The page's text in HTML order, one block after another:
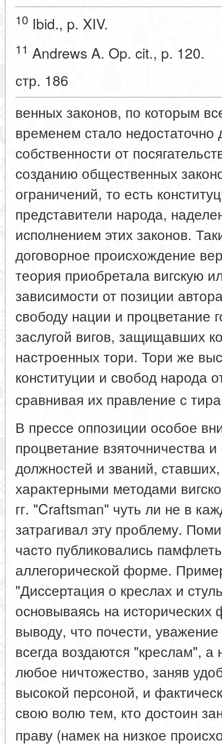
10 Ibid., p. XIV.
11 Andrews A. Op. cit., p. 120.
стр. 186
венных законов, по которым
временем стало
собственности от
созданию общественных
ограничений, то есть
представители народа,
исполнением этих законов.
договорное происхождение
теория приобретала вигскую
зависимости от позиции
свободу нации и процветание
заслугой вигов, защищавших
настроенных тори. Тори же
конституции и свобод народа
сравнивая их правление с
В прессе оппозиции особое
процветание взяточничества
должностей и званий,
характерными методами
гг. "Craftsman" чуть ли не в
затрагивал эту проблему.
часто публиковались
аллегорической форме.
"Диссертация о креслах и
основываясь на исторических
выводу, что почести,
всегда воздаются "креслам",
любое ничтожество, заняв
высокой персоной, и
свою волю тем, кто достоин
праву (намек на низкое